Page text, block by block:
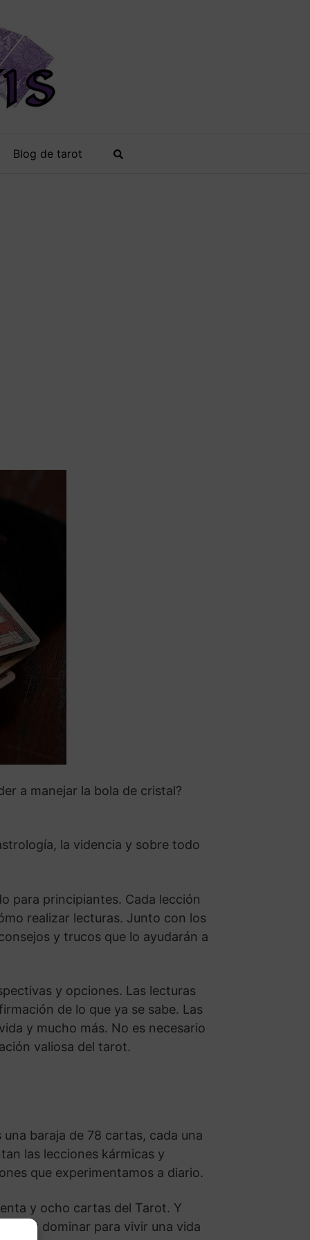
Blog de tarot
a manejar la bola de cristal?
la videncia y sobre todo
para principiantes. Cada lección
realizar lecturas. Junto con los
y trucos que lo ayudarán a
y opciones. Las lecturas
de lo que ya se sabe. Las
y mucho más. No es necesario
valiosa del tarot.
baraja de 78 cartas, cada una
las lecciones kármicas y
que experimentamos a diario.
y ocho cartas del Tarot. Y
y dominar para vivir una vida